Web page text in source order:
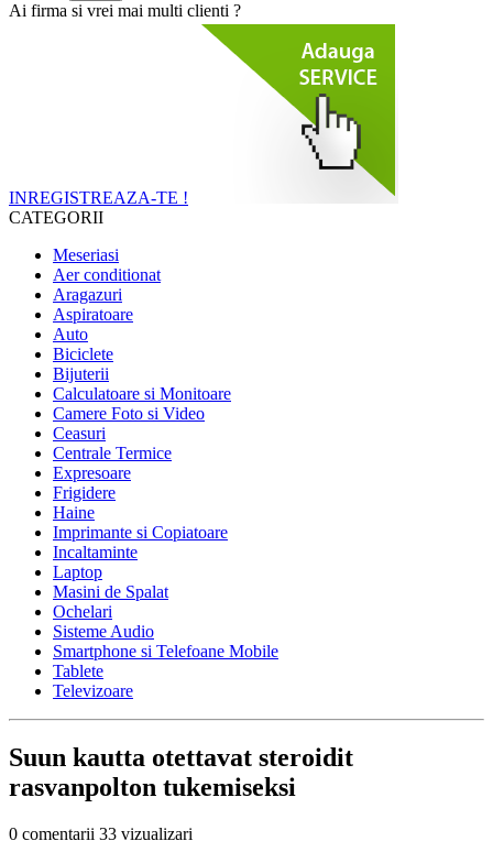
Ai firma si vrei mai multi clienti ?
INREGISTREAZA-TE !
CATEGORII
Meseriasi
Aer conditionat
Aragazuri
Aspiratoare
Auto
Biciclete
Bijuterii
Calculatoare si Monitoare
Camere Foto si Video
Ceasuri
Centrale Termice
Expresoare
Frigidere
Haine
Imprimante si Copiatoare
Incaltaminte
Laptop
Masini de Spalat
Ochelari
Sisteme Audio
Smartphone si Telefoane Mobile
Tablete
Televizoare
Suun kautta otettavat steroidit
rasvanpolton tukemiseksi
0 comentarii 33 vizualizari